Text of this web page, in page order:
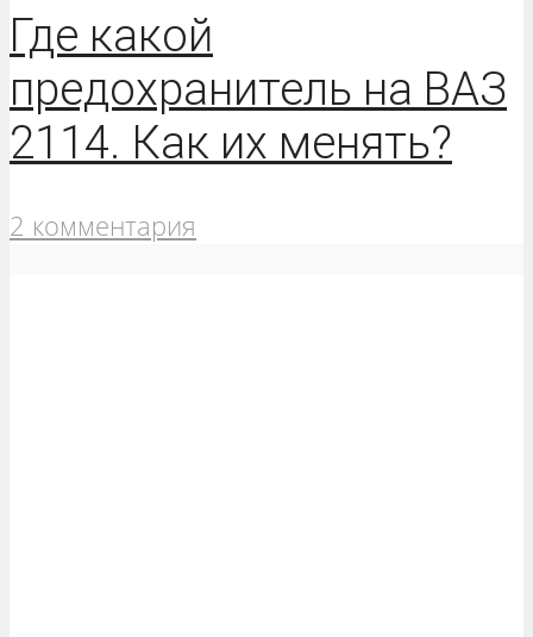
Где какой
предохранитель на ВАЗ
2114. Как их менять?
2 комментария